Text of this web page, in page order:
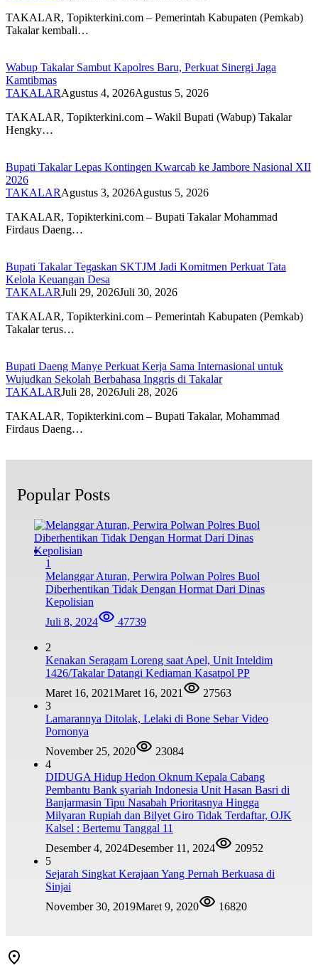
TAKALAR, Topikterkini.com – Pemerintah Kabupaten (Pemkab)
Takalar kembali…
Wabup Takalar Sambut Kapolres Baru, Perkuat Sinergi Jaga
Kamtibmas
TAKALARAgustus 4, 2026Agustus 5, 2026
TAKALAR, Topikterkini.com – Wakil Bupati (Wabup) Takalar
Hengky…
Bupati Takalar Lepas Kontingen Kwarcab ke Jambore Nasional XII
2026
TAKALARAgustus 3, 2026Agustus 5, 2026
TAKALAR, Topikterkini.com – Bupati Takalar Mohammad
Firdaus Daeng…
Bupati Takalar Tegaskan SKTJM Jadi Komitmen Perkuat Tata
Kelola Keuangan Desa
TAKALARJuli 29, 2026Juli 30, 2026
TAKALAR, Topikterkini.com – Pemerintah Kabupaten (Pemkab)
Takalar terus…
Bupati Daeng Manye Perkuat Kerja Sama Internasional untuk
Wujudkan Sekolah Berbahasa Inggris di Takalar
TAKALARJuli 28, 2026Juli 28, 2026
TAKALAR, Topikterkini.com – Bupati Takalar, Mohammad
Firdaus Daeng…
Popular Posts
1
Melanggar Aturan, Perwira Polwan Polres Buol
Diberhentikan Tidak Dengan Hormat Dari Dinas
Kepolisian
Juli 8, 2024
47739
2
Kenakan Seragam Loreng saat Apel, Unit Inteldim
1426/Takalar Datangi Kediaman Kasatpol PP
Maret 16, 2021Maret 16, 2021
27563
3
Lamarannya Ditolak, Lelaki di Bone Sebar Video
Pornonya
November 25, 2020
23084
4
DIDUGA Hidup Hedon Oknum Kepala Cabang
Pembantu Bank syariah Indonesia Unit Hasan Basri di
Banjarmasin Tipu Nasabah Prioritasnya Hingga
Milyaran Rupiah dan Bilyet Giro Tidak Terdaftar, OJK
Kalsel : Bertemu Tanggal 11
Desember 4, 2024Desember 11, 2024
20952
5
Sejarah Singkat Kerajaan Yang Pernah Berkuasa di
Sinjai
November 30, 2019Maret 9, 2020 16820